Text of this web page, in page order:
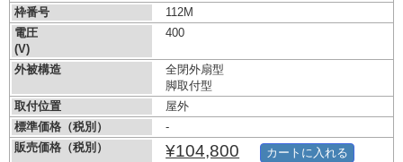
枠番号
112M
電圧
(V)
400
外被構造
全閉外扇型
脚取付型
取付位置
屋外
標準価格（税別）
-
販売価格（税別）
¥104,800 カートに入れる